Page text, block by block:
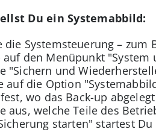
Du ein Systemabbild:
die Systemsteuerung – zum
auf den Menüpunkt "System
"Sichern und
auf die Option
wo das Back-up
aus, welche Teile des
starten" startest